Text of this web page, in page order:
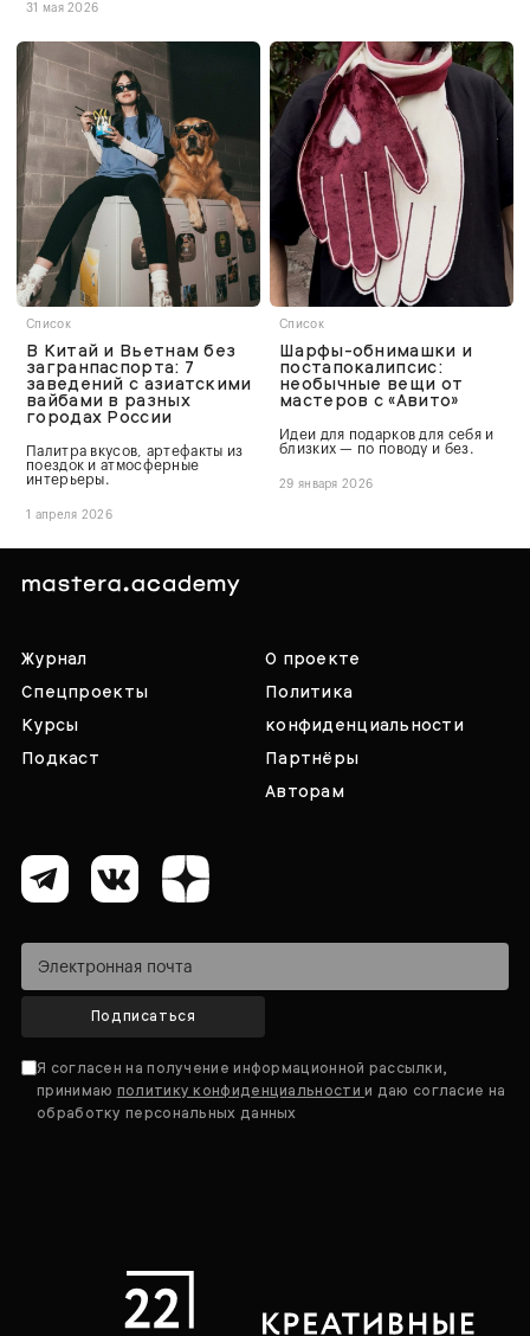
31 мая 2026
Список
В Китай и Вьетнам без
загранпаспорта: 7
заведений с азиатскими
вайбами в разных
городах России
Палитра вкусов, артефакты из
поездок и атмосферные
интерьеры.
1 апреля 2026
Список
Шарфы-обнимашки и
постапокалипсис:
необычные вещи от
мастеров с «Авито»
Идеи для подарков для себя и
близких — по поводу и без.
29 января 2026
Журнал
Спецпроекты
Курсы
Подкаст
О проекте
Политика
конфиденциальности
Партнёры
Авторам
Подписаться
Я согласен на получение информационной рассылки,
принимаю политику конфиденциальностии даю согласие на
обработку персональных данных